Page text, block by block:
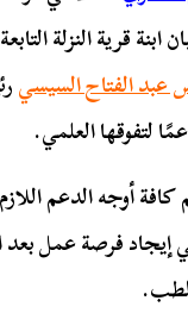
ابنة قرية النزلة
عبد الفتاح السيسي
لتفوقها العلمي.
أوجه الدعم اللازم
فرصة عمل بعد